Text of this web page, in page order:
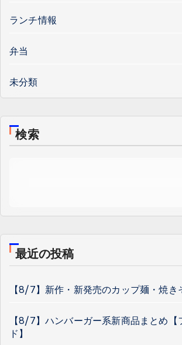
ランチ情報
弁当
未分類
検索
最近の投稿
【8/7】新作・新発売のカップ麺・焼き
【8/7】ハンバーガー系新商品まとめ【
ド】